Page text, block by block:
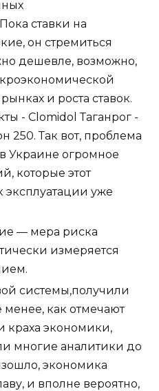
ставки на
он стремиться
дешевле, возможно,
и роста ставок.
- Clomidol Таганрог -
250. Так вот, проблема
Украине огромное
которые этот
эксплуатации уже
— мера риска
измеряется
системы,получили
как отмечают
краха экономики,
многие аналитики до
экономика
и вполне вероятно,